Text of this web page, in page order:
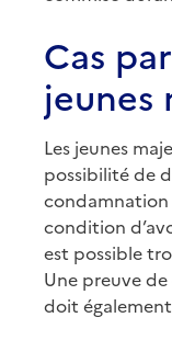
Cas
jeunes
Les jeunes
possibilité de
condamnation
condition
est possible
Une preuve
doit